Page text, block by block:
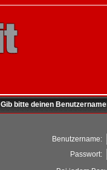
Gib bitte deinen
Benutzername:
Passwort: